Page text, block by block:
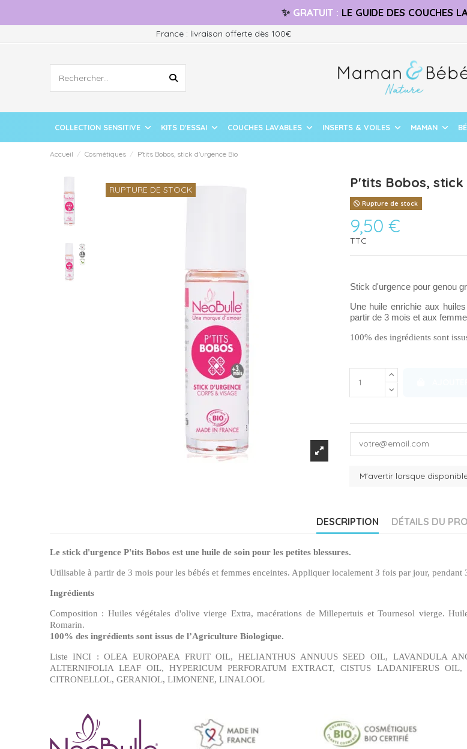
✨ GRATUIT : LE GUIDE DES COUCHES
France : livraison offerte dès 100€
COLLECTION SENSITIVE KITS D'ESSAI COUCHES LAVABLES INSERTS & VOILES MAMAN
Accueil Cosmétiques P'tits Bobos, stick d'urgence Bio
RUPTURE DE STOCK P'tits Bobos,
Rupture de stock
9,50 €
TTC
Stick d'urgence pour genou
Une huile enrichie aux
partir de 3 mois et aux
100% des ingrédients sont
DESCRIPTION DÉTAILS DU
Le stick d'urgence P'tits Bobos est une huile de soin pour les petites blessures.
Utilisable à partir de 3 mois pour les bébés et femmes enceintes. Appliquer localement 3 fois par jour, pendant
Ingrédients
Composition : Huiles végétales d'olive vierge Extra, macérations de Millepertuis et Tournesol vierge.
Romarin.
100% des ingrédients sont issus de l’Agriculture Biologique.
Liste INCI : OLEA EUROPAEA FRUIT OIL, HELIANTHUS ANNUUS SEED OIL, LAVANDULA
ALTERNIFOLIA LEAF OIL, HYPERICUM PERFORATUM EXTRACT, CISTUS LADANIFERUS
CITRONELLOL, GERANIOL, LIMONENE, LINALOOL